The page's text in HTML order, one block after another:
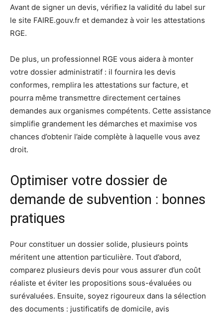
Avant de signer un devis, vérifiez la validité du label sur
le site FAIRE.gouv.fr et demandez à voir les attestations
RGE.
De plus, un professionnel RGE vous aidera à monter
votre dossier administratif : il fournira les devis
conformes, remplira les attestations sur facture, et
pourra même transmettre directement certaines
demandes aux organismes compétents. Cette assistance
simplifie grandement les démarches et maximise vos
chances d’obtenir l’aide complète à laquelle vous avez
droit.
Optimiser votre dossier de
demande de subvention : bonnes
pratiques
Pour constituer un dossier solide, plusieurs points
méritent une attention particulière. Tout d’abord,
comparez plusieurs devis pour vous assurer d’un coût
réaliste et éviter les propositions sous-évaluées ou
surévaluées. Ensuite, soyez rigoureux dans la sélection
des documents : justificatifs de domicile, avis